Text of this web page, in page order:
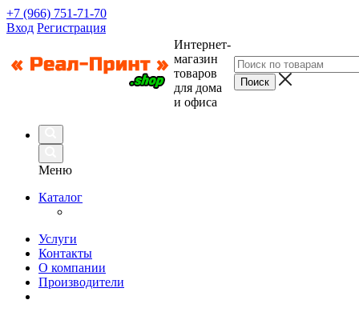
+7 (966) 751-71-70
Вход Регистрация
Интернет-
магазин
товаров
для дома
и офиса
Меню
Каталог
Услуги
Контакты
О компании
Производители